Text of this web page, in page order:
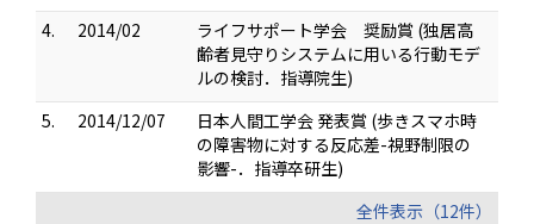
4.
2014/02
ライフサポート学会 奨励賞 (独居高
齢者見守りシステムに用いる行動モデ
ルの検討．指導院生)
5.
2014/12/07
日本人間工学会 発表賞 (歩きスマホ時
の障害物に対する反応差-視野制限の
影響-．指導卒研生)
全件表示（12件）